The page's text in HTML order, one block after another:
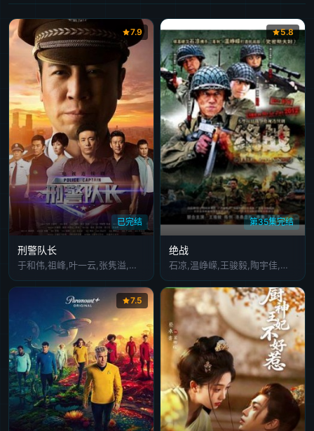
已完结
7.9
刑警队长
于和伟,祖峰,叶一云,张隽溢,张宁江,张延,要武,侯岩松,焦刚,崔奕,李佳璇,万沛鑫,崔宝月,党浩予,李晓峰,赵雷棋,李晔,许歌,张棪琰,刘建国,柳明明,李万年,朱怀旭,邵晓江,国明,任思扬,李欣烨,马劭楠,李芳淙,陈芋米,王振华,白一泓,吴洋,冯军,张世宏,杜子名,丁志勇,肖辉,王梓桐,张弋,黄衍,刘伟洁,张境佳,商凯,杨源,程诚,王留胜,张国齐,姚建雄,张启军,柳歆言,曾扬,徐岑子,王家强,于晗,于笑,邓明将,姜少华,薛俊,李文玲,李解,李龙君,王璇,张朕,赵耀兴,原宁,任娇,宋思维,冉晓冬,荆浩
第35集完结
5.8
绝战
石凉,温峥嵘,王骏毅,陶宇佳,马诗红
7.5